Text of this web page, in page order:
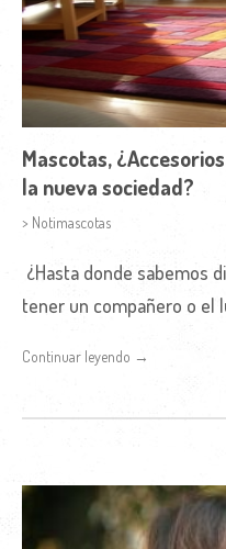
Mascotas,
la nueva sociedad?
> Notimascotas
¿Hasta donde sabemos
tener un compañero o el
Continuar leyendo →